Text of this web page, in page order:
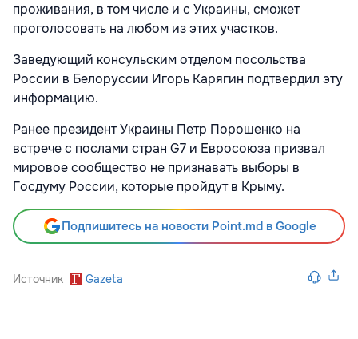
проживания, в том числе и с Украины, сможет
проголосовать на любом из этих участков.
Заведующий консульским отделом посольства
России в Белоруссии Игорь Карягин подтвердил эту
информацию.
Ранее президент Украины Петр Порошенко на
встрече с послами стран G7 и Евросоюза призвал
мировое сообщество не признавать выборы в
Госдуму России, которые пройдут в Крыму.
Подпишитесь на новости Point.md в Google
Источник Gazeta